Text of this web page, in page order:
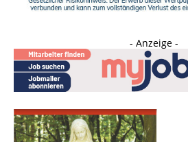
- Anzeige -